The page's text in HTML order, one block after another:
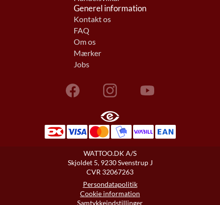
Generel information
Kontakt os
FAQ
Om os
Mærker
Jobs
WATTOO.DK A/S
Skjoldet 5, 9230 Svenstrup J
CVR 32067263
Persondatapolitik
Cookie information
Samtykkeindstillinger